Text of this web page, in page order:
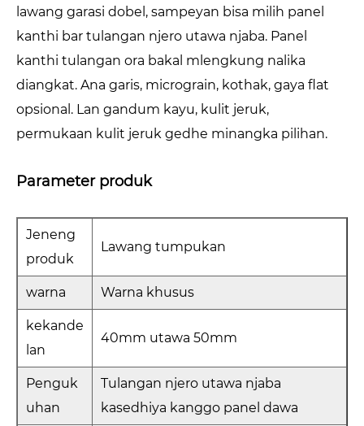
lawang garasi dobel, sampeyan bisa milih panel
kanthi bar tulangan njero utawa njaba. Panel
kanthi tulangan ora bakal mlengkung nalika
diangkat. Ana garis, micrograin, kothak, gaya flat
opsional. Lan gandum kayu, kulit jeruk,
permukaan kulit jeruk gedhe minangka pilihan.
Parameter produk
Jeneng
produk
Lawang tumpukan
warna Warna khusus
kekande
lan
40mm utawa 50mm
Penguk
uhan
Tulangan njero utawa njaba
kasedhiya kanggo panel dawa